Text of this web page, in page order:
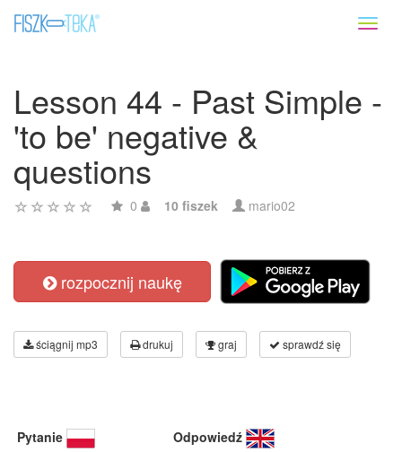
Lesson 44 - Past Simple -
'to be' negative &
questions
0 10 fiszek mario02
rozpocznij naukę
ściągnij mp3 drukuj graj sprawdź się
Pytanie Odpowiedź